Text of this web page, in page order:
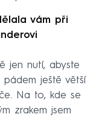
vám při
jen nutí, abyste
ještě větší
Na to, kde se
zrakem jsem